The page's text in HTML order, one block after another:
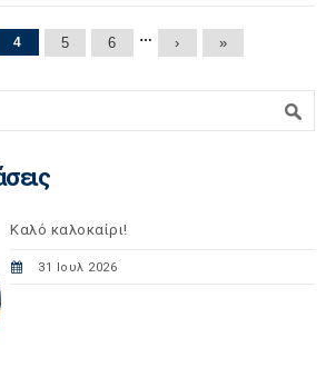
4 5 6 … › »
Καλό καλοκαίρι!
31 Ιουλ 2026